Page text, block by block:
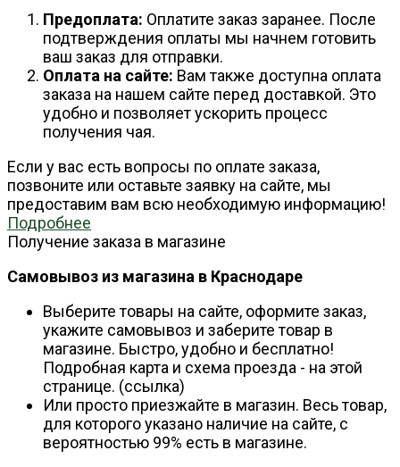
Предоплата: Оплатите заказ заранее. После
подтверждения оплаты мы начнем готовить
ваш заказ для отправки.
Оплата на сайте: Вам также доступна оплата
заказа на нашем сайте перед доставкой. Это
удобно и позволяет ускорить процесс
получения чая.
Если у вас есть вопросы по оплате заказа,
позвоните или оставьте заявку на сайте, мы
предоставим вам всю необходимую информацию!
Подробнее
Получение заказа в магазине
Самовывоз из магазина в Краснодаре
Выберите товары на сайте, оформите заказ,
укажите самовывоз и заберите товар в
магазине. Быстро, удобно и бесплатно!
Подробная карта и схема проезда - на этой
странице. (ссылка)
Или просто приезжайте в магазин. Весь товар,
для которого указано наличие на сайте, с
вероятностью 99% есть в магазине.